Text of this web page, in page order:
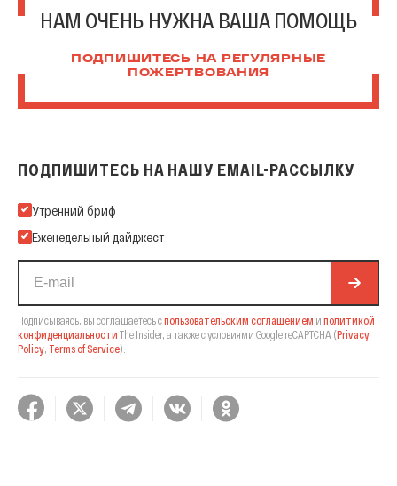
НАМ ОЧЕНЬ НУЖНА ВАША ПОМОЩЬ
ПОДПИШИТЕСЬ НА РЕГУЛЯРНЫЕ
ПОЖЕРТВОВАНИЯ
ПОДПИШИТЕСЬ НА НАШУ EMAIL-РАССЫЛКУ
Подпишитесь на нашу Email-рассылку
Утренний бриф
Еженедельный дайджест
Подписываясь, вы соглашаетесь спользовательским соглашением и политикой
конфиденциальности The Insider, а также с условиями Google reCAPTCHA (Privacy
Policy Terms of Service).